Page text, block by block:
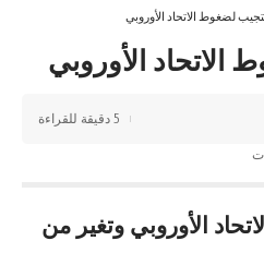
لضغوط الاتحاد الأوروبي
الأوروبي
5 دقيقة للقراءة
الأوروبي وتغير من